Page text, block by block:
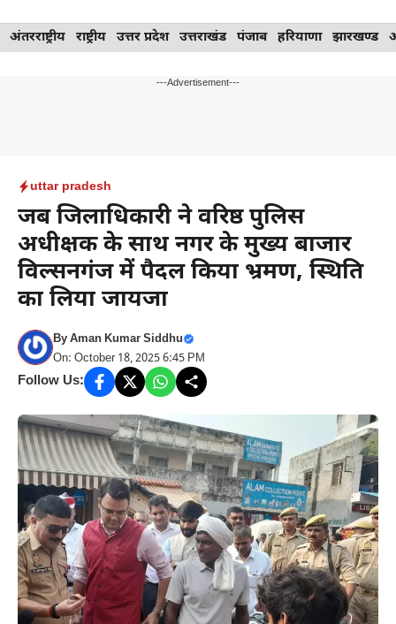
Skip
to
अंतरराष्ट्रीय राष्ट्रीय उत्तर प्रदेश उत्तराखंड पंजाब हरियाणा झारखण्ड
---Advertisement---
uttar pradesh
जब जिलाधिकारी ने वरिष्ठ पुलिस
अधीक्षक के साथ नगर के मुख्य बाजार
विल्सनगंज में पैदल किया भ्रमण, स्थिति
का लिया जायजा
ByAman Kumar Siddhu
On: October 18, 2025 6:45 PM
Follow Us: